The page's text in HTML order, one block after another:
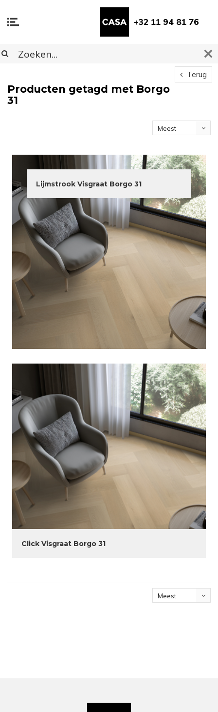
+32 11 94 81 76
Terug
Producten getagd met Borgo
31
Meest
Lijmstrook Visgraat Borgo 31
Click Visgraat Borgo 31
Meest